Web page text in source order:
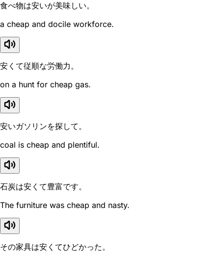
食べ物は安いが美味しい。
a cheap and docile workforce.
安くて従順な労働力。
on a hunt for cheap gas.
安いガソリンを探して。
coal is cheap and plentiful.
石炭は安くて豊富です。
The furniture was cheap and nasty.
その家具は安くてひどかった。